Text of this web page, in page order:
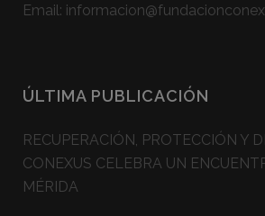
Email:
ÚLTIMA PUBLICACIÓN
RECUPERACIÓN, PROTECCIÓN Y
CONEXUS CELEBRA UN
MÉRIDA